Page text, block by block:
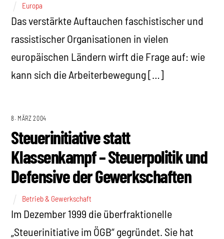
Europa
Das verstärkte Auftauchen faschistischer und
rassistischer Organisationen in vielen
europäischen Ländern wirft die Frage auf: wie
kann sich die Arbeiterbewegung […]
8. MÄRZ 2004
Steuerinitiative statt
Klassenkampf – Steuerpolitik und
Defensive der Gewerkschaften
Betrieb & Gewerkschaft
Im Dezember 1999 die überfraktionelle
„Steuerinitiative im ÖGB“ gegründet. Sie hat